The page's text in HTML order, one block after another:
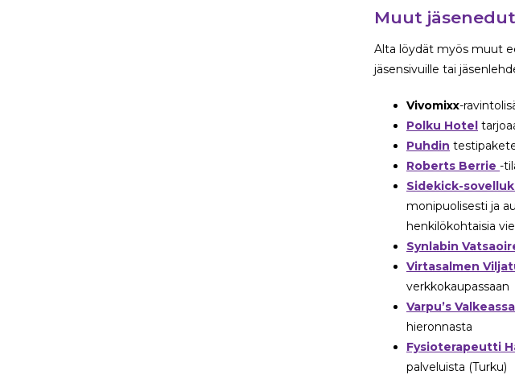
Muut jäsenedut
Alta löydät myös muut
jäsensivuille tai
Vivomixx-
Polku Hotel
Puhdin
Roberts Berrie -
Sidekick-
monipuolisesti ja
henkilökohtaisia
Synlabin
Virtasalmen
verkkokaupassaan
Varpu’s Valkeassa
hieronnasta
Fysioterapeutti
palveluista (Turku)